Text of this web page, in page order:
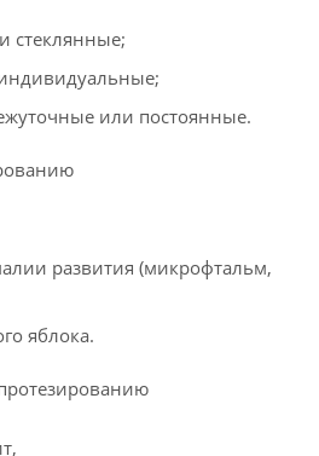
стеклянные;
или постоянные.
развития (микрофтальм,
яблока.